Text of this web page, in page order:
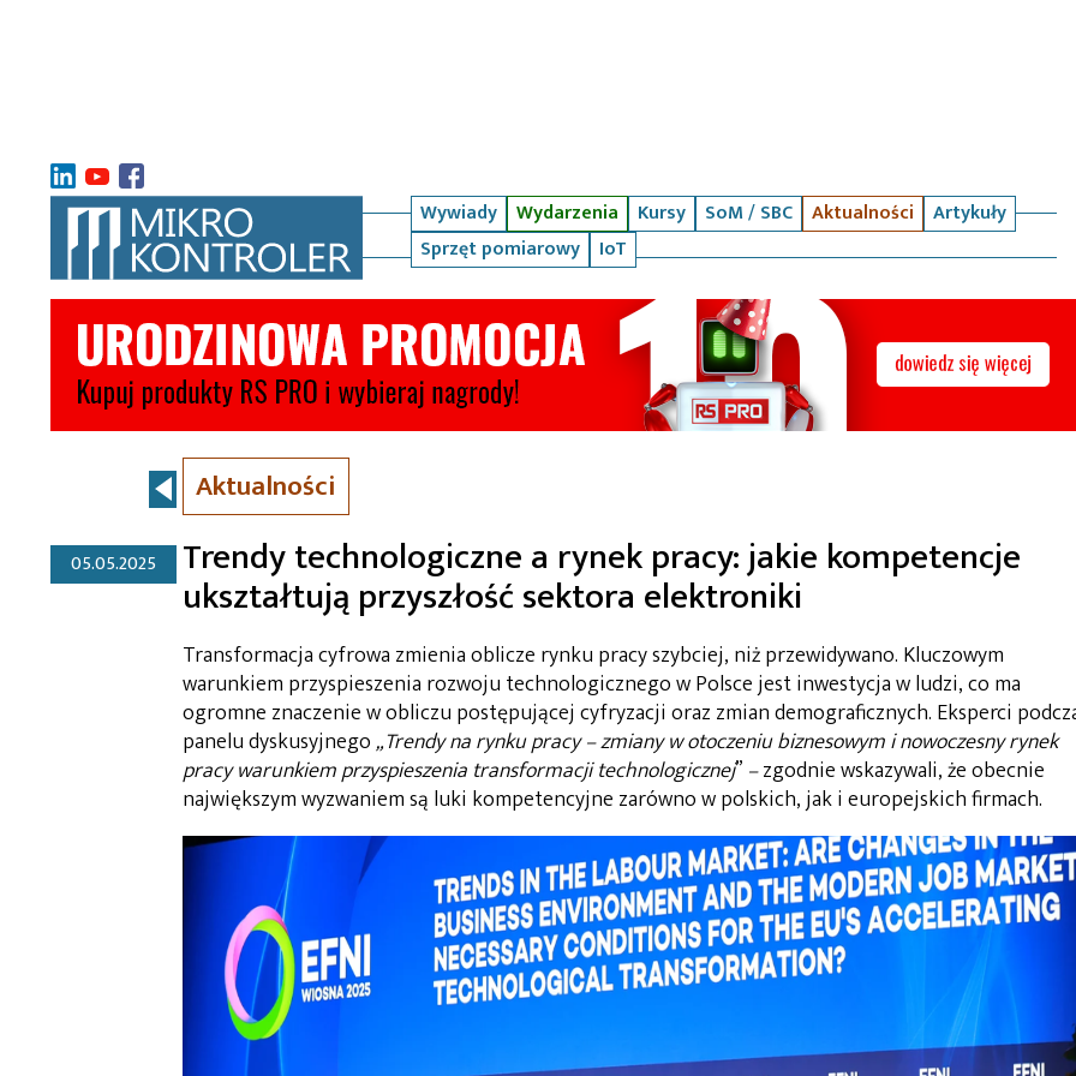
Wywiady Wydarzenia Kursy SoM / SBC Aktualności
Artykuły
Sprzęt pomiarowy
IoT
Aktualności
05.05.2025 Trendy technologiczne a rynek pracy: jakie kompetencje
ukształtują przyszłość sektora elektroniki
Transformacja cyfrowa zmienia oblicze rynku pracy szybciej, niż przewidywano. Kluczowym
warunkiem przyspieszenia rozwoju technologicznego w Polsce jest inwestycja w ludzi, co ma
ogromne znaczenie w obliczu postępującej cyfryzacji oraz zmian demograficznych. Eksperci
panelu dyskusyjnego„Trendy na rynku pracy – zmiany w otoczeniu biznesowym i nowoczesny rynek
pracy warunkiem przyspieszenia transformacji technologicznej” –zgodnie wskazywali, że obecnie
największym wyzwaniem są luki kompetencyjne zarówno w polskich, jak i europejskich firmach.